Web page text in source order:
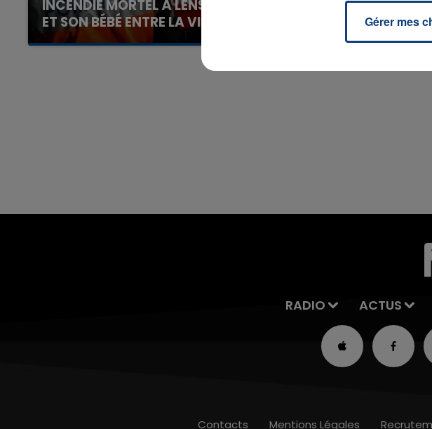
INCENDIE MORTEL À LENS : UNE FEMME
ET SON BÉBÉ ENTRE LA VIE ET LA...
Un homme s'est immolé par le feu après avoir
aspergé sa compagne et leur bébé de trois
UNE
OPÉRER
La famille a
excuses.
RADIO ACTUS
Contacts Mentions Légales
Gérer mes